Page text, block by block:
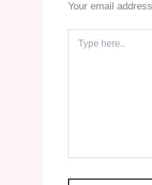
Your email
here..